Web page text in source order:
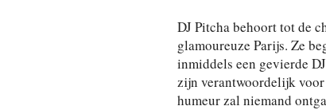
DJ Pitcha behoort tot de
glamoureuze Parijs. Ze
inmiddels een gevierde
zijn verantwoordelijk
humeur zal niemand